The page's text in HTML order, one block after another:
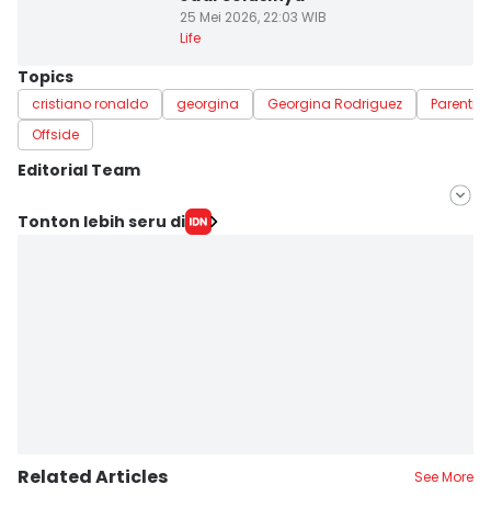
25 Mei 2026, 22:03 WIB
Life
Topics
cristiano ronaldo georgina Georgina Rodriguez
Offside
Editorial Team
Editor
Tonton lebih seru di
Related Articles See More